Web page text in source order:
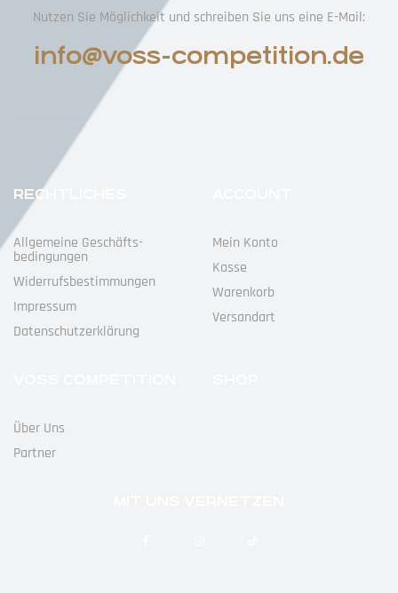
Nutzen Sie Möglichkeit und schreiben Sie uns eine E-Mail:
info@voss-competition.de
RECHTLICHES
Allgemeine Geschäfts­
Bedingungen
Widerrufs­bestimmungen
Impressum
Datenschutz­erklärung
Mein Konto
Kasse
Warenkorb
Versandart
Über Uns
Partner